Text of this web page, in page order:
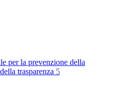
per la prevenzione della
trasparenza 5